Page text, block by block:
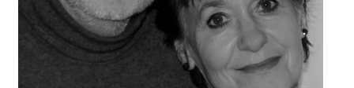
WEITERE VERLAGE